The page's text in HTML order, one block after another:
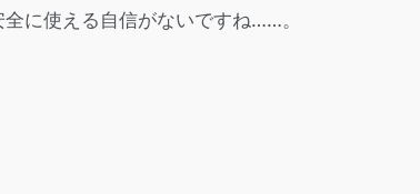
に使える自信がないですね……。